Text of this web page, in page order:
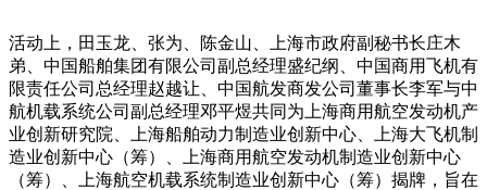
活动上，田玉龙、张为、陈金山、上海市政府副秘书长庄木
弟、中国船舶集团有限公司副总经理盛纪纲、中国商用飞机有
限责任公司总经理赵越让、中国航发商发公司董事长李军与中
航机载系统公司副总经理邓平煜共同为上海商用航空发动机产
业创新研究院、上海船舶动力制造业创新中心、上海大飞机制
造业创新中心（筹）、上海商用航空发动机制造业创新中心
（筹）、上海航空机载系统制造业创新中心（筹）揭牌，旨在